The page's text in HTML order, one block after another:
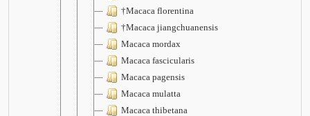
†Macaca florentina
†Macaca jiangchuanensis
Macaca mordax
Macaca fascicularis
Macaca pagensis
Macaca mulatta
Macaca thibetana